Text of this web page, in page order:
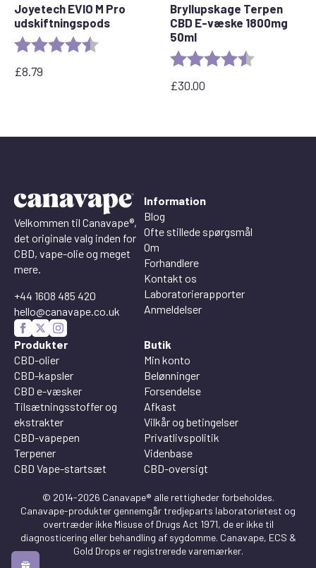
Joyetech EVIO M Pro
udskiftningspods
Rating: 4.7 out of 5 stars
£8.79
Bryllupskage Terpen
CBD E-væske 1800mg
50ml
Rating: 4.8 out of 5
£30.00
Velkommen til Canavape®,
det originale valg inden for
CBD, vape-olie og meget
mere.
+44 1608 485 420
hello@canavape.co.uk
Information
Blog
Ofte stillede spørgsmål
Om
Forhandlere
Kontakt os
Laboratorierapporter
Anmeldelser
Produkter
CBD-olier
CBD-kapsler
CBD e-væsker
Tilsætningsstoffer og
ekstrakter
CBD-vapepen
Terpener
CBD Vape-startsæt
Butik
Min konto
Belønninger
Forsendelse
Afkast
Vilkår og betingelser
Privatlivspolitik
Videnbase
CBD-oversigt
© 2014-2026 Canavape® alle rettigheder forbeholdes.
Canavape-produkter gennemgår tredjeparts laboratorietest og
overtræder ikke Misuse of Drugs Act 1971, de er ikke til
diagnosticering eller behandling af sygdomme. Canavape, ECS &
Gold Drops er registrerede varemærker.